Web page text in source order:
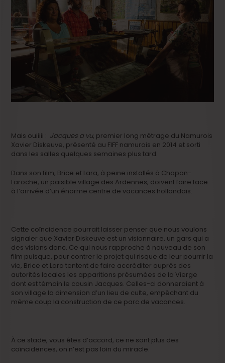
Mais ouiiiii : Jacques a vu, premier long métrage du Namurois
Xavier Diskeuve, présenté au FIFF namurois en 2014 et sorti
dans les salles quelques semaines plus tard.
Dans son film, Brice et Lara, à peine installés à Chapon-
Laroche, un paisible village des Ardennes, doivent faire face
à l’arrivée d’un énorme centre de vacances hollandais.
Cette coïncidence pourrait laisser penser que nous voulons
signaler que Xavier Diskeuve est un visionnaire, un gars qui a
des visions donc. Ce qui nous rapproche à nouveau de son
film puisque, pour contrer le projet qui risque de leur pourrir la
vie, Brice et Lara tentent de faire accréditer auprès des
autorités locales les apparitions présumées de la Vierge
dont est témoin le cousin Jacques. Celles-ci donneraient à
son village la dimension d’un lieu de culte, empêchant du
même coup la construction de ce parc de vacances.
À ce stade, vous êtes d’accord, ce ne sont plus des
coïncidences, on n’est pas loin du miracle.